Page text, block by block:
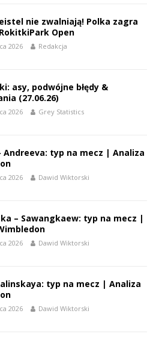
nie zwalniają! Polka zagra
Open
2026 Redakcja
asy, podwójne błędy &
(27.06.26)
2026 Grey Statistics
Andreeva: typ na mecz | Analiza
2026 Dawid Wiktorski
– Sawangkaew: typ na mecz |
2026 Dawid Wiktorski
typ na mecz | Analiza
2026 Dawid Wiktorski